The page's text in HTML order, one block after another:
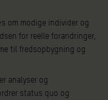
om modige individer og
for reelle forandringer,
til fredsopbygning og
analyser og
status quo og